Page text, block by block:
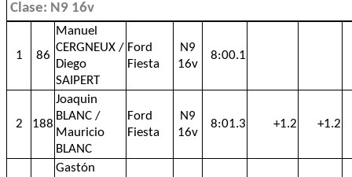
Clase: N9 16v
1 86
Manuel
CERGNEUX /
Diego
SAIPERT
Ford
Fiesta
N9
16v
8:00.1
2 188
Joaquin
BLANC /
Mauricio
BLANC
Ford
Fiesta
N9
16v
8:01.3 +1.2 +1.2
Gastón